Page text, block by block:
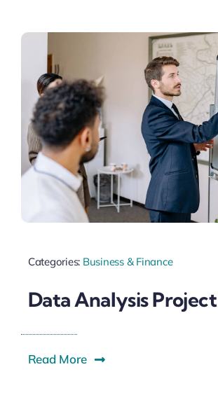
Categories: Business & Finance
Data Analysis Project
Read More